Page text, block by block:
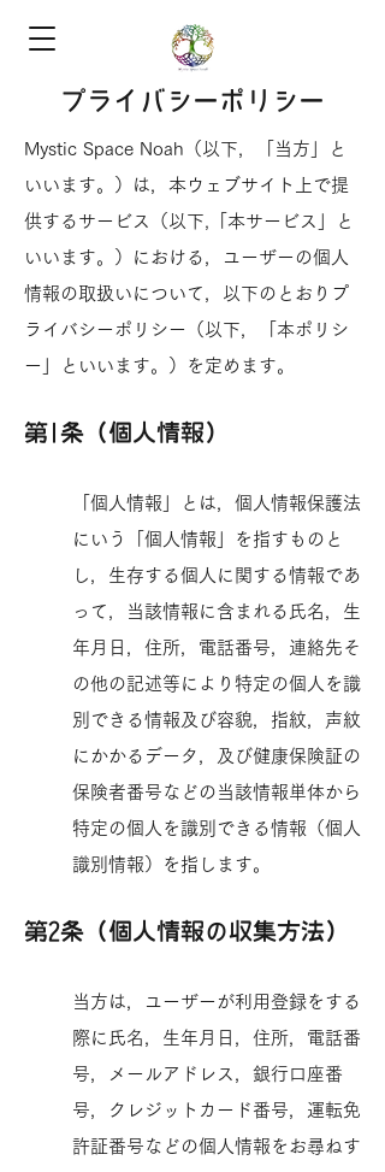
プライバシーポリシー
Mystic Space Noah（以下，「当方」と
いいます。）は，本ウェブサイト上で提
供するサービス（以下,「本サービス」と
いいます。）における，ユーザーの個人
情報の取扱いについて，以下のとおりプ
ライバシーポリシー（以下，「本ポリシ
ー」といいます。）を定めます。
第1条（個人情報）
「個人情報」とは，個人情報保護法
にいう「個人情報」を指すものと
し，生存する個人に関する情報であ
って，当該情報に含まれる氏名，生
年月日，住所，電話番号，連絡先そ
の他の記述等により特定の個人を識
別できる情報及び容貌，指紋，声紋
にかかるデータ，及び健康保険証の
保険者番号などの当該情報単体から
特定の個人を識別できる情報（個人
識別情報）を指します。
第2条（個人情報の収集方法）
当方は，ユーザーが利用登録をする
際に氏名，生年月日，住所，電話番
号，メールアドレス，銀行口座番
号，クレジットカード番号，運転免
許証番号などの個人情報をお尋ねす